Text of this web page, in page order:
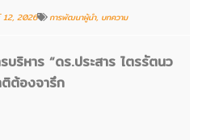
12, 2026 การพัฒนาผู้นำ, บทความ
ริหาร “ดร.ประสาร ไตรรัตนว
ต้องจารึก